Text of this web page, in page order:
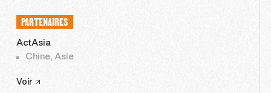
PARTENAIRES
ActAsia
Chine, Asie
Voir